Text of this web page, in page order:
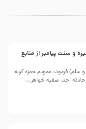
و سنت پیامبر از منابع
و سلم) فرمود: عمویم حمزه گریه
حادثه احد، صفیه خواهر...